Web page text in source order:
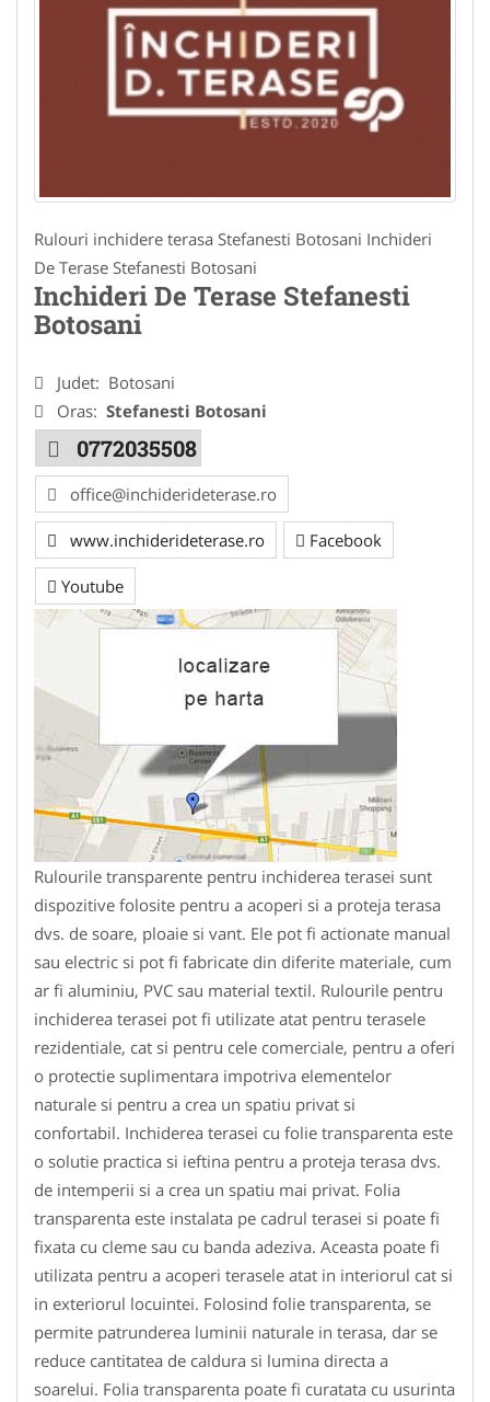
Rulouri inchidere terasa Stefanesti Botosani Inchideri
De Terase Stefanesti Botosani
Inchideri De Terase Stefanesti
Botosani
Judet: Botosani
Oras: Stefanesti Botosani
0772035508
office@inchiderideterase.ro
www.inchiderideterase.ro Facebook
Youtube
Rulourile transparente pentru inchiderea terasei sunt
dispozitive folosite pentru a acoperi si a proteja terasa
dvs. de soare, ploaie si vant. Ele pot fi actionate manual
sau electric si pot fi fabricate din diferite materiale, cum
ar fi aluminiu, PVC sau material textil. Rulourile pentru
inchiderea terasei pot fi utilizate atat pentru terasele
rezidentiale, cat si pentru cele comerciale, pentru a oferi
o protectie suplimentara impotriva elementelor
naturale si pentru a crea un spatiu privat si
confortabil. Inchiderea terasei cu folie transparenta este
o solutie practica si ieftina pentru a proteja terasa dvs.
de intemperii si a crea un spatiu mai privat. Folia
transparenta este instalata pe cadrul terasei si poate fi
fixata cu cleme sau cu banda adeziva. Aceasta poate fi
utilizata pentru a acoperi terasele atat in interiorul cat si
in exteriorul locuintei. Folosind folie transparenta, se
permite patrunderea luminii naturale in terasa, dar se
reduce cantitatea de caldura si lumina directa a
soarelui. Folia transparenta poate fi curatata cu usurinta